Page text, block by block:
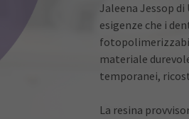
Jaleena Jessop
esigenze che i
materiale
temporanei,
La resina